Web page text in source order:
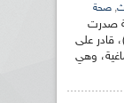
, صحة
صدرت
أمس الخميس بأن فيروس "كورونا" (كوفيد-19)، قادر على
وهي